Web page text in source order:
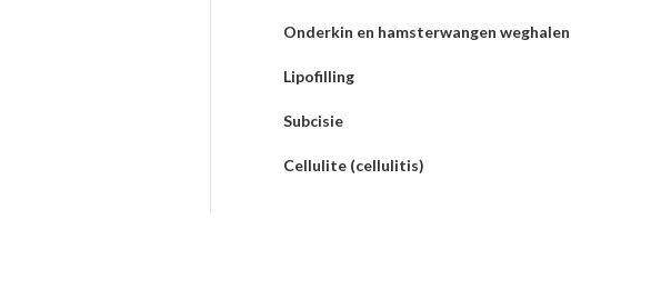
Onderkin en hamsterwangen weghalen
Lipofilling
Subcisie
Cellulite (cellulitis)